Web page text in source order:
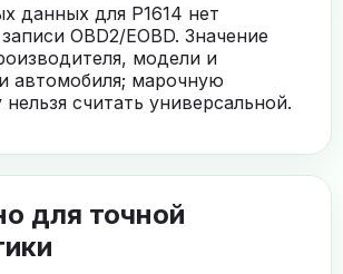
данных для P1614 нет
OBD2/EOBD. Значение
модели и
автомобиля; марочную
считать универсальной.
для точной